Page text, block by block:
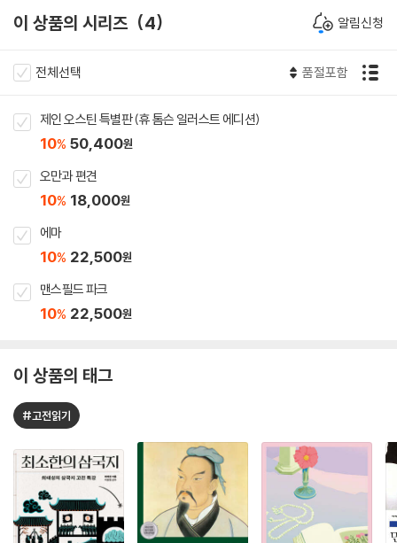
이 상품의 시리즈 4 알림신청
전체선택 품절포함
제인 오스틴 특별판 (휴 톰슨 일러스트 에디션)
10% 50,400원
오만과 편견
10% 18,000원
에마
10% 22,500원
맨스필드 파크
10% 22,500원
이 상품의 태그
#고전읽기